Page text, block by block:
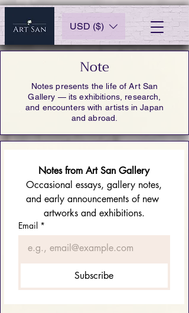
USD ($)
Note
Notes presents the life of Art San
Gallery — its exhibitions, research,
and encounters with artists in Japan
and abroad.
Notes from Art San Gallery
Occasional essays, gallery notes,
and early announcements of new
artworks and exhibitions.
Email *
Subscribe